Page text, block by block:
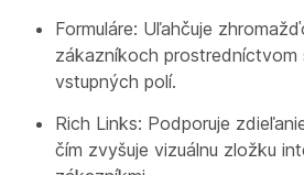
Formuláre: Uľahčuje
zákazníkoch prostredníctvom
vstupných polí.
Rich Links: Podporuje
čím zvyšuje vizuálnu zložku